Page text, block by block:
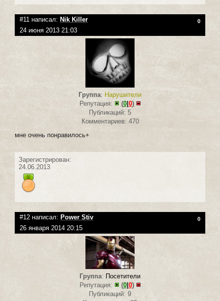
#11 написал: Nik Killer 0
24 июня 2013 21:03
Группа: Нарушители
Репутация:
(0| 0)
Публикаций: 5
Комментариев: 470
мне очень понравилось+
Зарегистрирован:
24.06.2013
#12 написал: Power Stiv 0
26 января 2014 20:15
Группа: Посетители
Репутация:
(0| 0)
Публикаций: 9